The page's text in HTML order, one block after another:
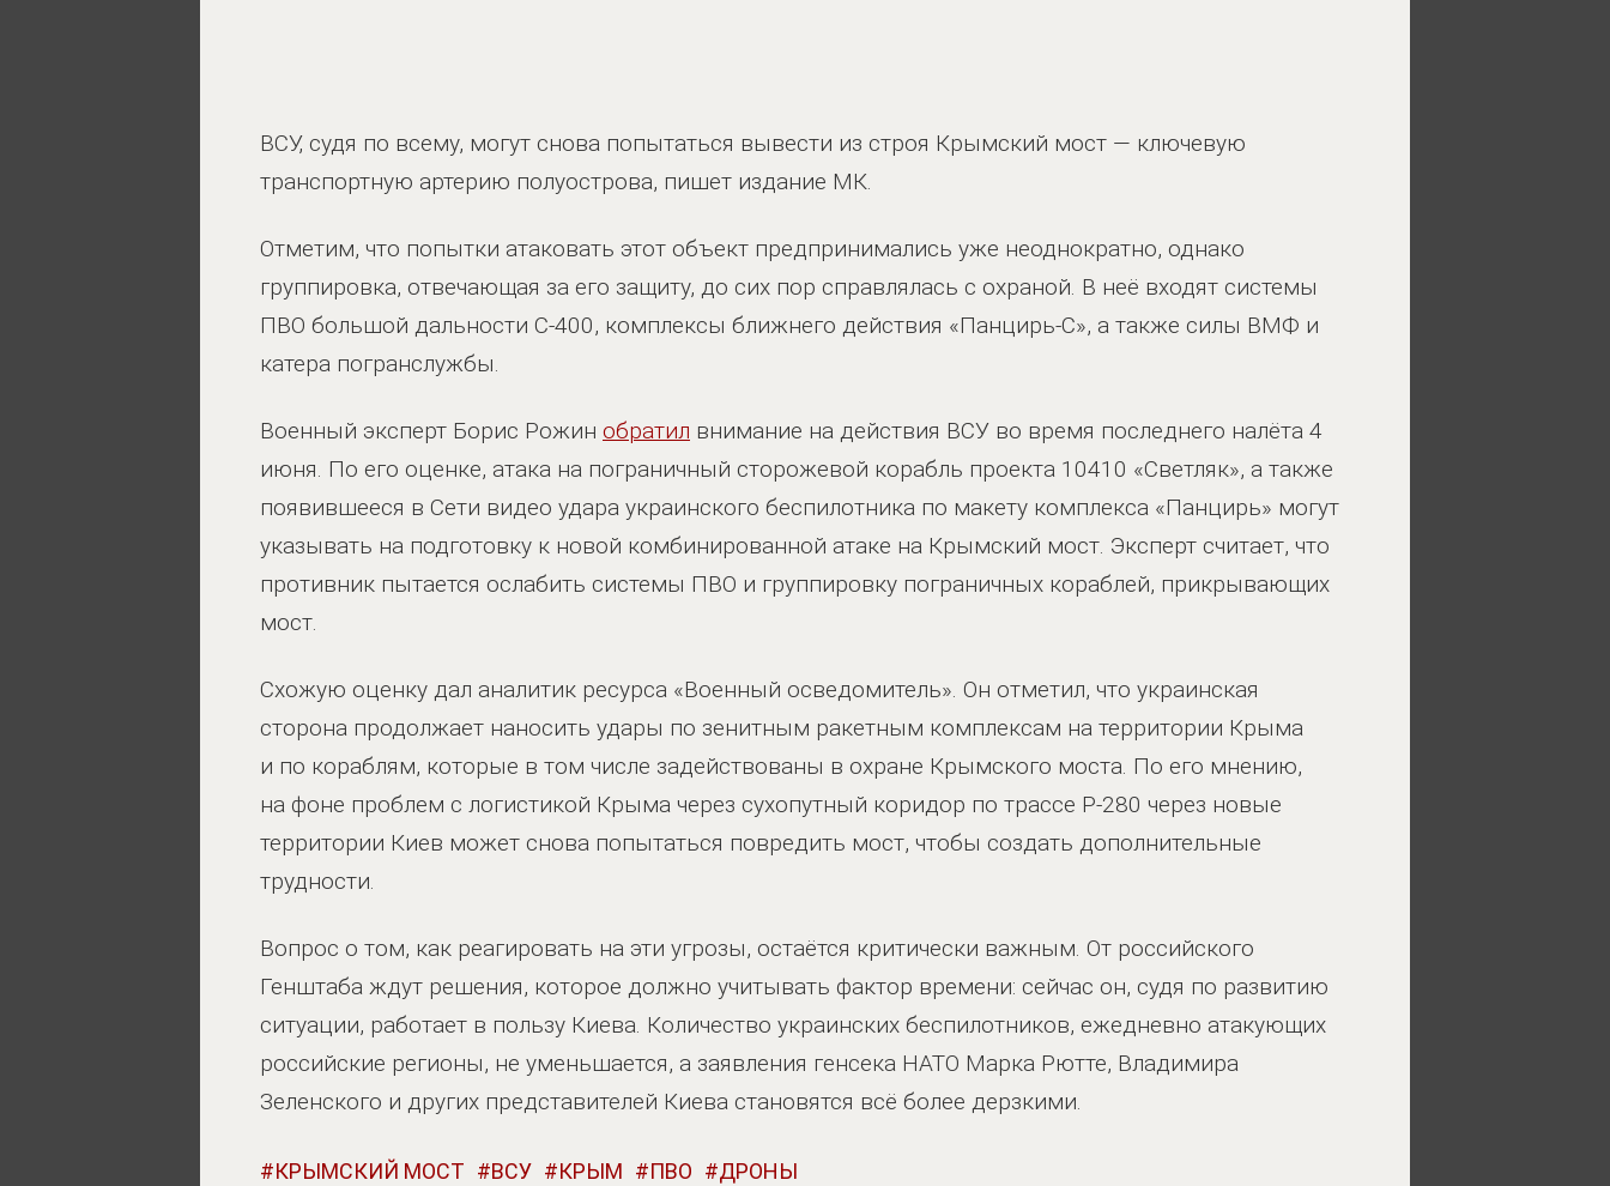
ВСУ, судя по всему, могут снова попытаться вывести из строя Крымский мост — ключевую
транспортную артерию полуострова, пишет издание МК.
Отметим, что попытки атаковать этот объект предпринимались уже неоднократно, однако
группировка, отвечающая за его защиту, до сих пор справлялась с охраной. В неё входят системы
ПВО большой дальности С-400, комплексы ближнего действия «Панцирь-С», а также силы ВМФ и
катера погранслужбы.
Военный эксперт Борис Рожин обратил внимание на действия ВСУ во время последнего налёта 4
июня. По его оценке, атака на пограничный сторожевой корабль проекта 10410 «Светляк», а также
появившееся в Сети видео удара украинского беспилотника по макету комплекса «Панцирь» могут
указывать на подготовку к новой комбинированной атаке на Крымский мост. Эксперт считает, что
противник пытается ослабить системы ПВО и группировку пограничных кораблей, прикрывающих
мост.
Схожую оценку дал аналитик ресурса «Военный осведомитель». Он отметил, что украинская
сторона продолжает наносить удары по зенитным ракетным комплексам на территории Крыма
и по кораблям, которые в том числе задействованы в охране Крымского моста. По его мнению,
на фоне проблем с логистикой Крыма через сухопутный коридор по трассе Р-280 через новые
территории Киев может снова попытаться повредить мост, чтобы создать дополнительные
трудности.
Вопрос о том, как реагировать на эти угрозы, остаётся критически важным. От российского
Генштаба ждут решения, которое должно учитывать фактор времени: сейчас он, судя по развитию
ситуации, работает в пользу Киева. Количество украинских беспилотников, ежедневно атакующих
российские регионы, не уменьшается, а заявления генсека НАТО Марка Рютте, Владимира
Зеленского и других представителей Киева становятся всё более дерзкими.
КРЫМСКИЙ МОСТ ВСУ КРЫМ ПВО ДРОНЫ